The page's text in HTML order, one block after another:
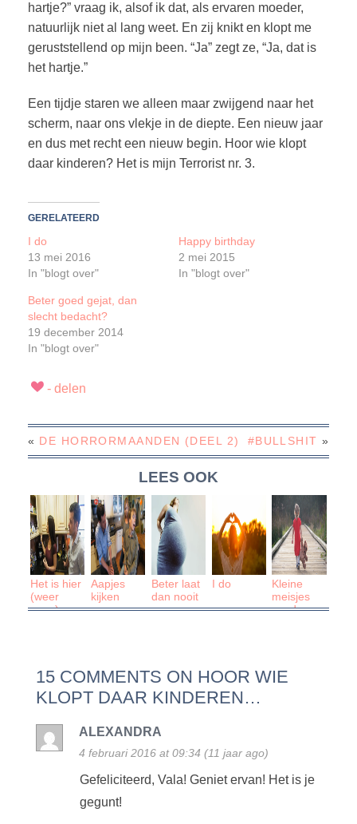
hartje?” vraag ik, alsof ik dat, als ervaren moeder,
natuurlijk niet al lang weet. En zij knikt en klopt me
geruststellend op mijn been. “Ja” zegt ze, “Ja, dat is
het hartje.”
Een tijdje staren we alleen maar zwijgend naar het
scherm, naar ons vlekje in de diepte. Een nieuw jaar
en dus met recht een nieuw begin. Hoor wie klopt
daar kinderen? Het is mijn Terrorist nr. 3.
GERELATEERD
I do
13 mei 2016
In "blogt over"
Happy birthday
2 mei 2015
In "blogt over"
Beter goed gejat, dan
slecht bedacht?
19 december 2014
In "blogt over"
« DE HORRORMAANDEN (DEEL 2) #BULLSHIT »
LEES OOK
Het is hier
(weer
eens)
Aapjes
kijken
Beter laat
dan nooit
I do
Kleine
meisjes
worden
15 COMMENTS ON HOOR WIE
KLOPT DAAR KINDEREN…
ALEXANDRA
4 februari 2016 at 09:34 (11 jaar ago)
Gefeliciteerd, Vala! Geniet ervan! Het is je
gegunt!